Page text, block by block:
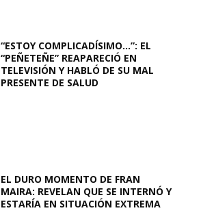
“ESTOY COMPLICADÍSIMO…”: EL
“PEÑETEÑE” REAPARECIÓ EN
TELEVISIÓN Y HABLÓ DE SU MAL
PRESENTE DE SALUD
EL DURO MOMENTO DE FRAN
MAIRA: REVELAN QUE SE INTERNÓ Y
ESTARÍA EN SITUACIÓN EXTREMA